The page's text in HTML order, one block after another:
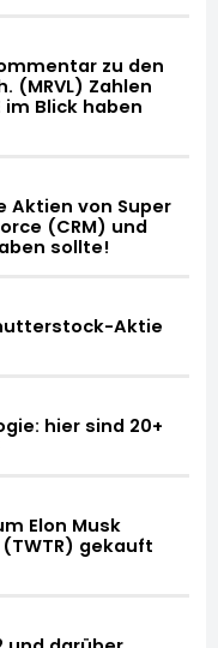
zu den
(MRVL) Zahlen
im Blick haben
Aktien von Super
(CRM) und
sollte!
Aktie
hier sind 20+
Elon Musk
gekauft